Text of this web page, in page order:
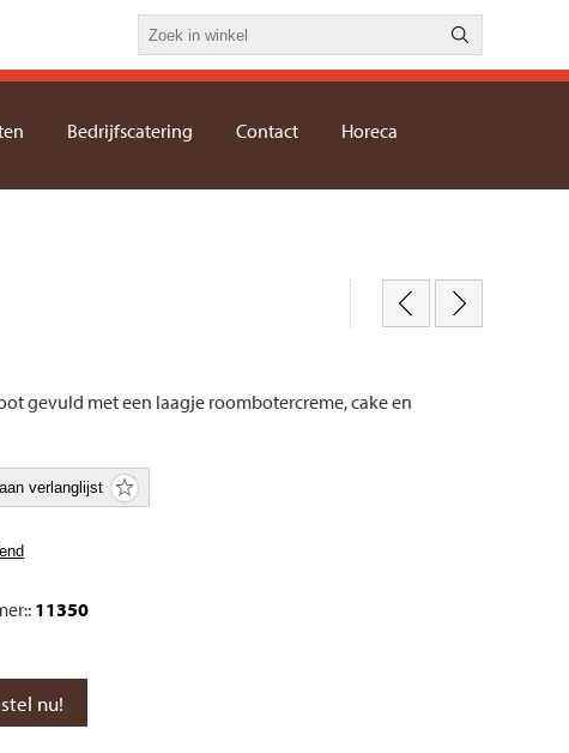
Bedrijfscatering Contact Horeca
gevuld met een laagje roombotercreme, cake en
11350